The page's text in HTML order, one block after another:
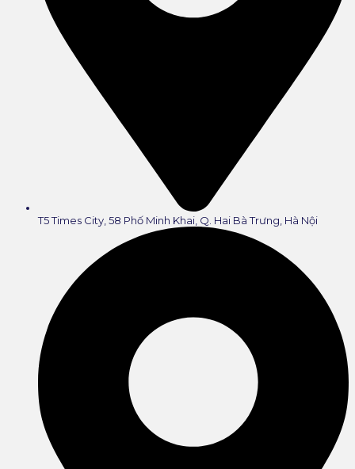
T5 Times City, 58 Phố Minh Khai, Q. Hai Bà Trưng, Hà Nội